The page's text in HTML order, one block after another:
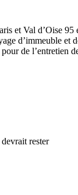
et Val d’Oise 95
d’immeuble et
de l’entretien
rester